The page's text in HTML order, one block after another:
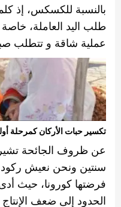
بالنسبة للكسكس، إذ
طلب اليد العاملة،
عملية شاقة و تتطلب
تكسير حبات الأركان كمرحلة
عن ظروف الجائحة تشير
سنتين ونحن نعيش
فرضتها كورونا، حيث
الحدود إلى ضعف